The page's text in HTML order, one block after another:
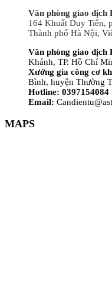
Văn phòng giao dịch
164 Khuất Duy Tiến,
Thành phố Hà Nội,
Văn phòng giao dịch
Khánh, TP. Hồ Chí
Xưởng gia công cơ
Bình, huyện Thường
Hotline: 0397154084
Email:
MAPS